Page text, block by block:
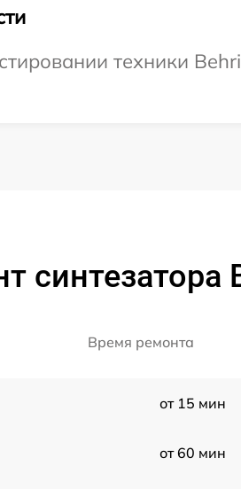
техники
синтезатора
Время ремонта
от 15 мин
от 60 мин